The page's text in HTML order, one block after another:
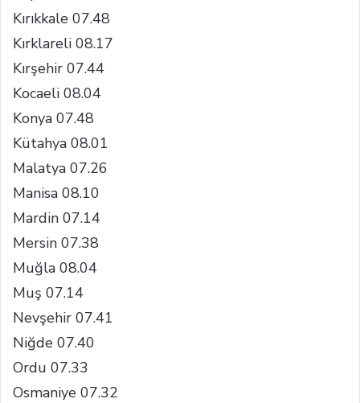
Kırıkkale 07.48
Kırklareli 08.17
Kırşehir 07.44
Kocaeli 08.04
Konya 07.48
Kütahya 08.01
Malatya 07.26
Manisa 08.10
Mardin 07.14
Mersin 07.38
Muğla 08.04
Muş 07.14
Nevşehir 07.41
Niğde 07.40
Ordu 07.33
Osmaniye 07.32